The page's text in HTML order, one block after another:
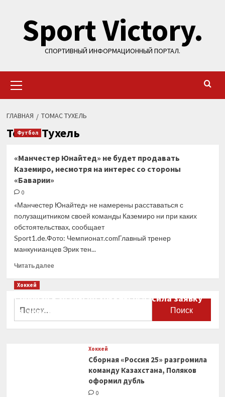
содержимому
Sport Victory.
СПОРТИВНЫЙ ИНФОРМАЦИОННЫЙ ПОРТАЛ.
меню
ГЛАВНАЯ ТОМАС ТУХЕЛЬ
Томас Тухель
Футбол
«Манчестер Юнайтед» не будет продавать
Каземиро, несмотря на интерес со стороны
«Баварии»
0
«Манчестер Юнайтед» не намерены расставаться с
полузащитником своей команды Каземиро ни при каких
обстоятельствах, сообщает
Sport1.de.Фото: Чемпионат.comГлавный тренер
манкунианцев Эрик тен...
Читать далееПрочитать
продавать
Хоккей
Сборная Канады по хоккею огласила заявку
на чемпионат мира
Хоккей
Сборная «Россия 25» разгромила
команду Казахстана, Поляков
оформил дубль
0